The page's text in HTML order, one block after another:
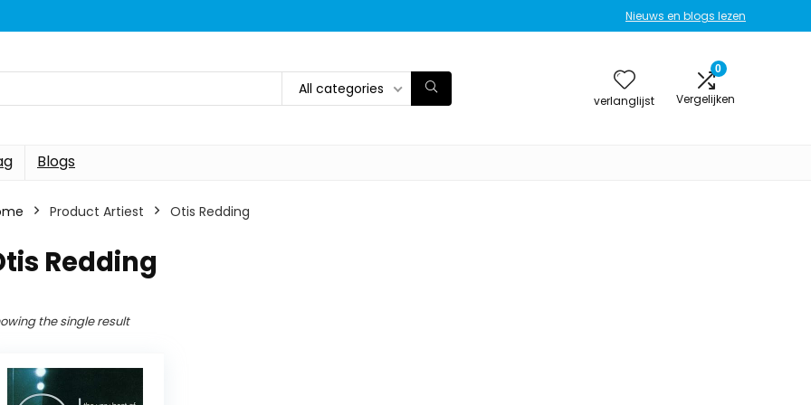
Nieuws en blogs lezen
All categories
verlanglijst
0
Vergelijken
Blogs
Product Artiest Otis Redding
Redding
the single result